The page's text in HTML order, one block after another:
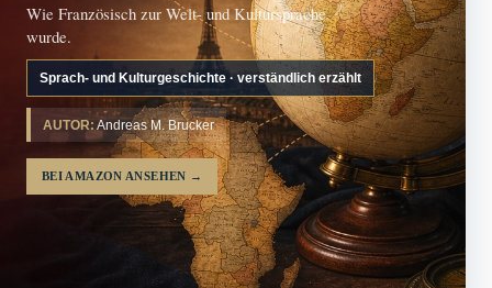
Wie Französisch zur Welt- und Kultursprache
wurde.
Sprach- und Kulturgeschichte · verständlich erzählt
AUTOR: Andreas M. Brucker
BEI AMAZON ANSEHEN →